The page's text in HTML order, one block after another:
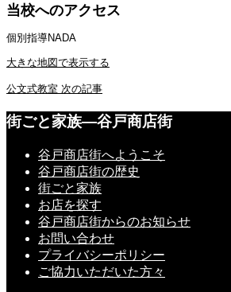
当校へのアクセス
個別指導NADA
大きな地図で表示する
公文式教室 次の記事
街ごと家族―谷戸商店街
谷戸商店街へようこそ
谷戸商店街の歴史
街ごと家族
お店を探す
谷戸商店街からのお知らせ
お問い合わせ
プライバシーポリシー
ご協力いただいた方々